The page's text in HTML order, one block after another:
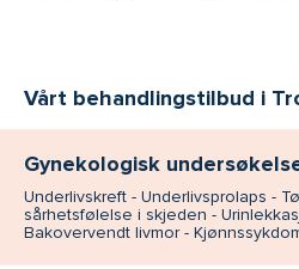
Vårt behandlingstilbud i
Gynekologisk
Underlivskreft - Underlivsprolaps -
sårhetsfølelse i skjeden -
Bakovervendt livmor -